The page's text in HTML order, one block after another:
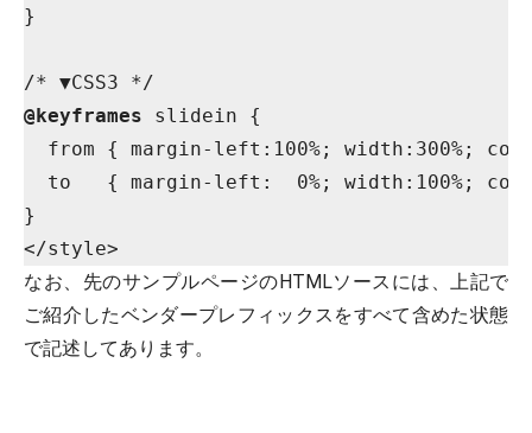
}
@keyframes slidein {
from { margin-left:100%; width:300%;
to   { margin-left:  0%; width:100%;
}
なお、先のサンプルページのHTMLソースには、上記で
ご紹介したベンダープレフィックスをすべて含めた状態
で記述してあります。